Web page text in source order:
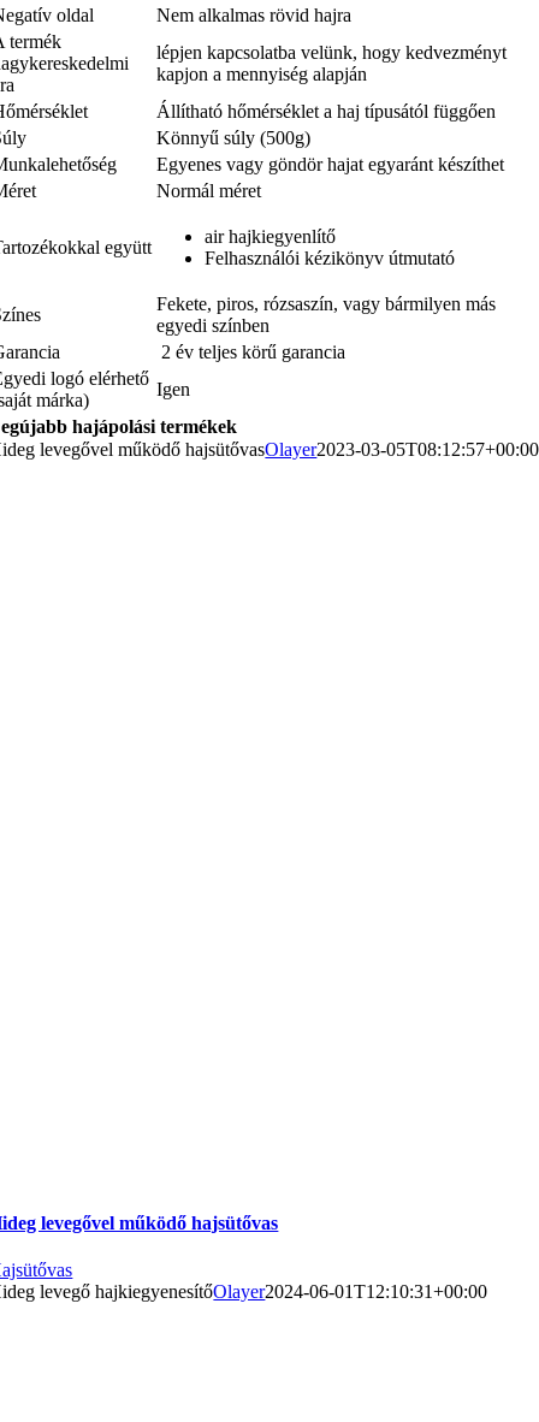
oldal
Nem alkalmas rövid hajra
termék
lépjen kapcsolatba velünk, hogy kedvezményt
kapjon a mennyiség alapján
Állítható hőmérséklet a haj típusától függően
Könnyű súly (500g)
Egyenes vagy göndör hajat egyaránt készíthet
Normál méret
együtt
air hajkiegyenlítő
Felhasználói kézikönyv útmutató
Fekete, piros, rózsaszín, vagy bármilyen más
egyedi színben
2 év teljes körű garancia
logó elérhető
márka)
Igen
hajápolási termékek
levegővel működő hajsütővasOlayer2023-03-05T08:12:57+00:00
levegővel működő hajsütővas
levegő hajkiegyenesítőOlayer2024-06-01T12:10:31+00:00